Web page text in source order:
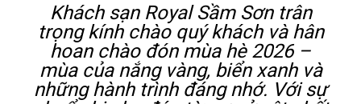
Khách sạn Royal Sầm Sơn trân
trọng kính chào quý khách và hân
hoan chào đón mùa hè 2026 –
mùa của nắng vàng, biển xanh và
những hành trình đáng nhớ. Với sự